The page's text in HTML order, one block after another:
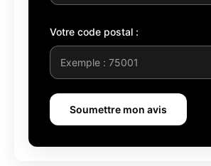
Votre code postal :
Soumettre mon avis